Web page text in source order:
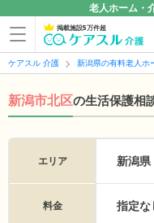
老人ホーム・
掲載施設5万件超
ケアスル 介護 新潟県の有料老人ホ
新潟市北区の生活保護相
エリア 新潟県
料金 指定な